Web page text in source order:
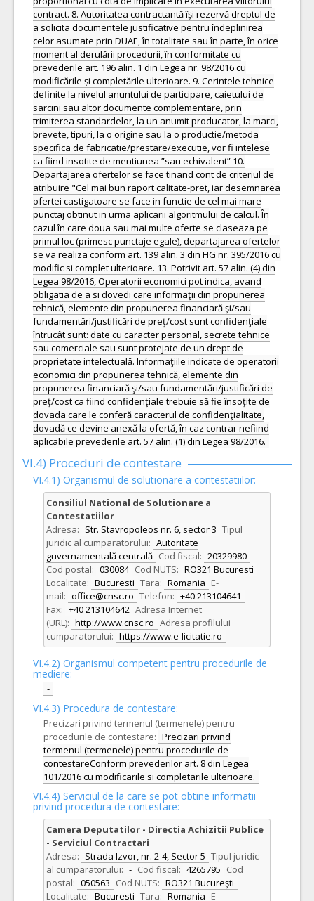
contract. 8. Autoritatea contractantă își rezervă dreptul de
a solicita documentele justificative pentru îndeplinirea
celor asumate prin DUAE, în totalitate sau în parte, în orice
moment al derulării procedurii, în conformitate cu
prevederile art. 196 alin. 1 din Legea nr. 98/2016 cu
modificările și completările ulterioare. 9. Cerintele tehnice
definite la nivelul anuntului de participare, caietului de
sarcini sau altor documente complementare, prin
trimiterea standardelor, la un anumit producator, la marci,
brevete, tipuri, la o origine sau la o productie/metoda
specifica de fabricatie/prestare/executie, vor fi intelese
ca fiind insotite de mentiunea ”sau echivalent” 10.
Departajarea ofertelor se face tinand cont de criteriul de
atribuire "Cel mai bun raport calitate-pret, iar desemnarea
ofertei castigatoare se face in functie de cel mai mare
punctaj obtinut in urma aplicarii algoritmului de calcul. În
cazul în care doua sau mai multe oferte se claseaza pe
primul loc (primesc punctaje egale), departajarea ofertelor
se va realiza conform art. 139 alin. 3 din HG nr. 395/2016 cu
modific si complet ulterioare. 13. Potrivit art. 57 alin. (4) din
Legea 98/2016, Operatorii economici pot indica, avand
obligatia de a si dovedi care informaţii din propunerea
tehnică, elemente din propunerea financiară şi/sau
fundamentări/justificări de preţ/cost sunt confidenţiale
întrucât sunt: date cu caracter personal, secrete tehnice
sau comerciale sau sunt protejate de un drept de
proprietate intelectuală. Informaţiile indicate de operatorii
economici din propunerea tehnică, elemente din
propunerea financiară şi/sau fundamentări/justificări de
preţ/cost ca fiind confidenţiale trebuie să fie însoţite de
dovada care le conferă caracterul de confidenţialitate,
dovadă ce devine anexă la ofertă, în caz contrar nefiind
aplicabile prevederile art. 57 alin. (1) din Legea 98/2016.
VI.4) Proceduri de contestare
VI.4.1) Organismul de solutionare a contestatiilor:
Consiliul National de Solutionare a
Contestatiilor
Adresa: Str. Stavropoleos nr. 6, sector 3 Tipul
juridic al cumparatorului: Autoritate
guvernamentală centrală Cod fiscal: 20329980
Cod postal: 030084 Cod NUTS: RO321 Bucuresti
Localitate: Bucuresti Tara: Romania E-
mail: office@cnsc.ro Telefon: +40 213104641
Fax: +40 213104642 Adresa Internet
(URL): http://www.cnsc.ro Adresa profilului
cumparatorului: https://www.e-licitatie.ro
VI.4.2) Organismul competent pentru procedurile de
mediere:
-
VI.4.3) Procedura de contestare:
Precizari privind termenul (termenele) pentru
procedurile de contestare: Precizari privind
termenul (termenele) pentru procedurile de
contestareConform prevederilor art. 8 din Legea
101/2016 cu modificarile si completarile ulterioare.
VI.4.4) Serviciul de la care se pot obtine informatii
privind procedura de contestare:
Camera Deputatilor - Directia Achizitii Publice
- Serviciul Contractari
Adresa: Strada Izvor, nr. 2-4, Sector 5 Tipul juridic
al cumparatorului: - Cod fiscal: 4265795 Cod
postal: 050563 Cod NUTS: RO321 Bucureşti
Localitate: Bucuresti Tara: Romania E-